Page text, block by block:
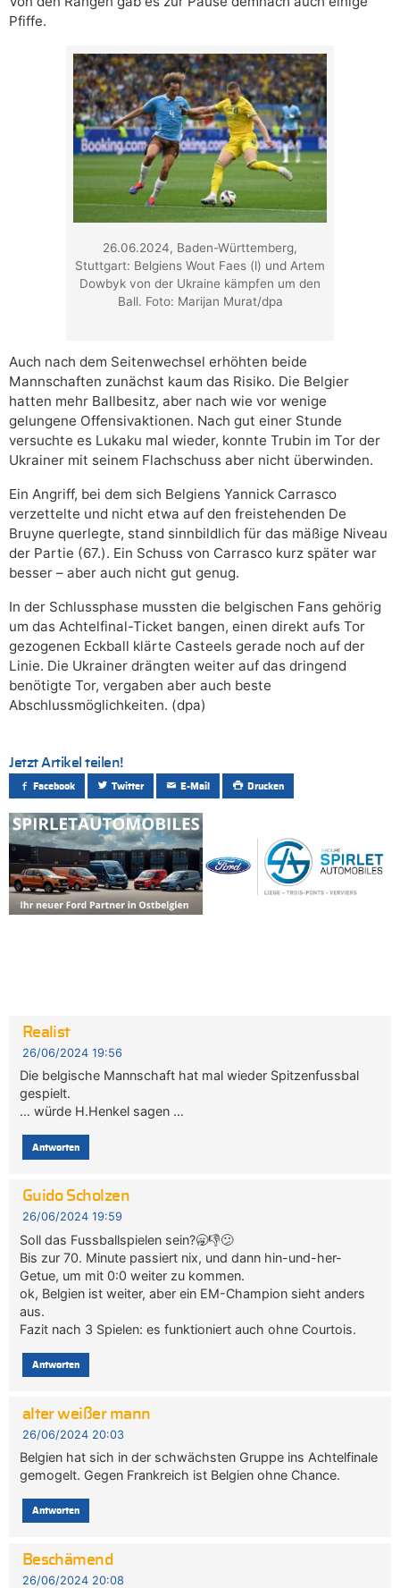
Pfiffe.
26.06.2024, Baden-Württemberg,
Stuttgart: Belgiens Wout Faes (l) und Artem
Dowbyk von der Ukraine kämpfen um den
Ball. Foto: Marijan Murat/dpa
Auch nach dem Seitenwechsel erhöhten beide
Mannschaften zunächst kaum das Risiko. Die Belgier
hatten mehr Ballbesitz, aber nach wie vor wenige
gelungene Offensivaktionen. Nach gut einer Stunde
versuchte es Lukaku mal wieder, konnte Trubin im Tor der
Ukrainer mit seinem Flachschuss aber nicht überwinden.
Ein Angriff, bei dem sich Belgiens Yannick Carrasco
verzettelte und nicht etwa auf den freistehenden De
Bruyne querlegte, stand sinnbildlich für das mäßige Niveau
der Partie (67.). Ein Schuss von Carrasco kurz später war
besser – aber auch nicht gut genug.
In der Schlussphase mussten die belgischen Fans gehörig
um das Achtelfinal-Ticket bangen, einen direkt aufs Tor
gezogenen Eckball klärte Casteels gerade noch auf der
Linie. Die Ukrainer drängten weiter auf das dringend
benötigte Tor, vergaben aber auch beste
Abschlussmöglichkeiten. (dpa)
Jetzt Artikel teilen!
Facebook Twitter E-Mail Drucken
Realist
26/06/2024 19:56
Die belgische Mannschaft hat mal wieder Spitzenfussbal
gespielt.
… würde H.Henkel sagen …
Antworten
Guido Scholzen
26/06/2024 19:59
Soll das Fussballspielen sein?🥱👎😕
Bis zur 70. Minute passiert nix, und dann hin-und-her-
Getue, um mit 0:0 weiter zu kommen.
ok, Belgien ist weiter, aber ein EM-Champion sieht anders
aus.
Fazit nach 3 Spielen: es funktioniert auch ohne Courtois.
Antworten
alter weißer mann
26/06/2024 20:03
Belgien hat sich in der schwächsten Gruppe ins Achtelfinale
gemogelt. Gegen Frankreich ist Belgien ohne Chance.
Antworten
Beschämend
26/06/2024 20:08